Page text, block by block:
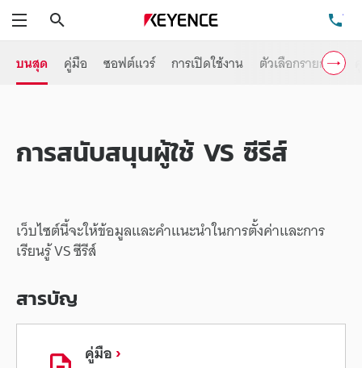
บนสุด คู่มือ ซอฟต์แวร์ การเปิดใช้งาน ตัวเลือกรายการ
การสนับสนุนผู้ใช้ VS ซีรีส์
เว็บไซต์นี้จะให้ข้อมูลและคำแนะนำในการตั้งค่าและการ
เรียนรู้ VS ซีรีส์
สารบัญ
คู่มือ